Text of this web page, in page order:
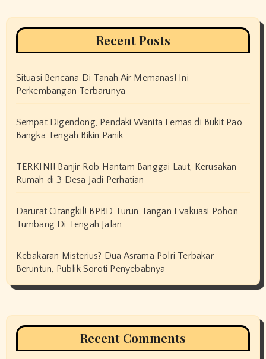
Recent Posts
Situasi Bencana Di Tanah Air Memanas! Ini
Perkembangan Terbarunya
Sempat Digendong, Pendaki Wanita Lemas di Bukit Pao
Bangka Tengah Bikin Panik
TERKINI! Banjir Rob Hantam Banggai Laut, Kerusakan
Rumah di 3 Desa Jadi Perhatian
Darurat Citangkil! BPBD Turun Tangan Evakuasi Pohon
Tumbang Di Tengah Jalan
Kebakaran Misterius? Dua Asrama Polri Terbakar
Beruntun, Publik Soroti Penyebabnya
Recent Comments